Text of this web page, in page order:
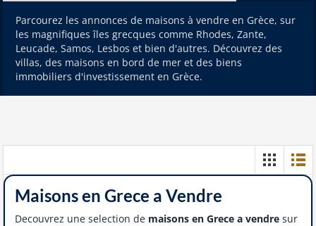
Parcourez les annonces de maisons à vendre en Grèce, sur
les magnifiques îles grecques comme Rhodes, Zante,
Leucade, Samos, Lesbos et bien d'autres. Découvrez des
villas, des maisons en bord de mer et des biens
immobiliers d'investissement en Grèce.
Maisons en Grece a Vendre
Decouvrez une selection de maisons en Grece a vendre sur